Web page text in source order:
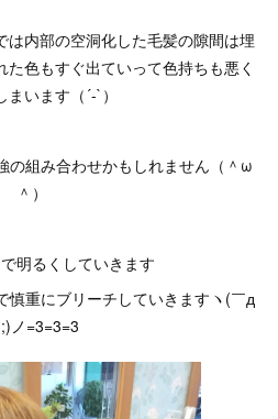
は内部の空洞化した毛髪の隙間は埋
色もすぐ出ていって色持ちも悪く
まいます（´-`）
の組み合わせかもしれません（＾ω
＾）
明るくしていきます
慎重にブリーチしていきますヽ(￣д
ノ=3=3=3